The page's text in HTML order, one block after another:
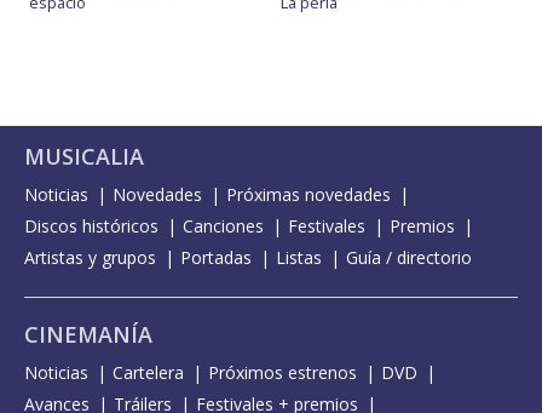
MUSICALIA
Noticias Novedades
Próximas novedades
Discos históricos
Canciones Festivales
Premios
Artistas y grupos
Portadas Listas Guía / directorio
CINEMANÍA
Noticias Cartelera Próximos estrenos
DVD
Avances
Tráilers Festivales + premios